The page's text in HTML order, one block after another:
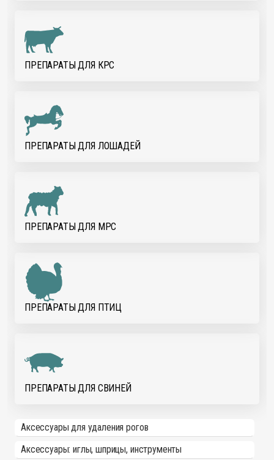
ПРЕПАРАТЫ ДЛЯ КРС
ПРЕПАРАТЫ ДЛЯ ЛОШАДЕЙ
ПРЕПАРАТЫ ДЛЯ МРС
ПРЕПАРАТЫ ДЛЯ ПТИЦ
ПРЕПАРАТЫ ДЛЯ СВИНЕЙ
Аксессуары для удаления рогов
Аксессуары: иглы, шприцы, инструменты